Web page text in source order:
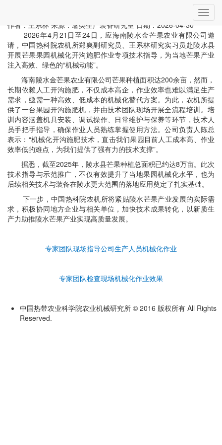
切
换
导
航
作者：王系林来源：薯类生产装备研究室日期：2026-04-30
2026年4月21日至24日，应海南陵水金芒果农业有限公司邀
请，中国热科院农机所郑爽副研究员、王系林研究实习员赴陵水县
开展芒果果园机械化开沟施肥作业专项技术指导，为当地芒果产业
注入高效、绿色的“机械动能”。
海南陵水金芒果农业有限公司芒果种植面积达200余亩，然而，
长期依赖人工开沟施肥，不仅成本高企，作业效率也难以满足生产
需求，亟需一种高效、低成本的机械化替代方案。为此，农机所提
供了一台果园开沟施肥机，并由技术团队现场开展全流程培训。培
训内容涵盖机具安装、调试操作、日常维护与保养等环节，技术人
员手把手指导，确保作业人员熟练掌握使用方法。公司负责人陈总
表示：“机械化开沟施肥技术，直击我们果园目前人工成本高、作业
效率低的难点，为我们提供了强有力的技术支撑”。
据悉，截至2025年，陵水县芒果种植总面积已约达8万亩。此次
技术指导与示范推广，不仅有效提升了当地果园机械化水平，也为
后续相关技术与装备在陵水更大范围的落地应用奠定了扎实基础。
下一步，中国热科院农机所将紧贴陵水芒果产业发展的实际需
求，积极协同地方企业与相关单位，加快技术成果转化，以新质生
产力助推陵水芒果产业实现高质量发展。
专家团队现场指导公司生产人员机械化作业
专家团队检查现场机械化作业效果
中国热带农业科学院农业机械研究所 © 2016 版权所有 All Rights
Reserved.